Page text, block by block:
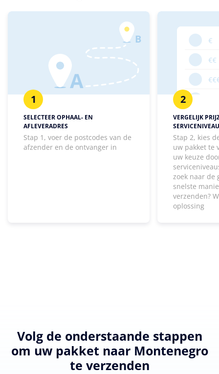
1
SELECTEER OPHAAL- EN
AFLEVERADRES
Stap 1, voer de postcodes van de
afzender en de ontvanger in
2
VERGELIJK
Stap 2, kies
uw pakket te
uw keuze
zoek naar de
snelste
verzenden?
oplossing
Volg de onderstaande stappen
om uw pakket naar Montenegro
te verzenden